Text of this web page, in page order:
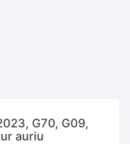
G70, G09,
auriu